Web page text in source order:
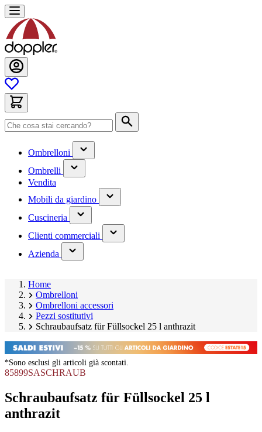
Salta
al
contenuto
Ombrelloni
(contiene
un
sottomenu)
Ombrelli
(contiene
un
Vendita
Mobili da giardino
(contiene
un
Cuscineria
(contiene
un
sottomenu)
Clienti commerciali
(has
submenu)
Azienda
(has
submenu)
Home
Ombrelloni
Ombrelloni accessori
Pezzi sostitutivi
Schraubaufsatz für Füllsockel 25 l anthrazit
*Sono esclusi gli articoli già scontati.
85899SASCHRAUB
Schraubaufsatz für Füllsockel 25 l
anthrazit